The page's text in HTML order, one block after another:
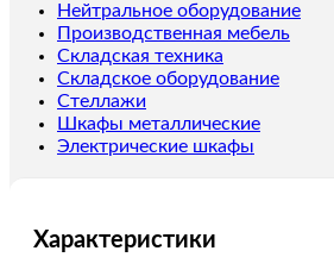
Нейтральное оборудование
Производственная мебель
Складская техника
Складское оборудование
Стеллажи
Шкафы металлические
Электрические шкафы
Характеристики